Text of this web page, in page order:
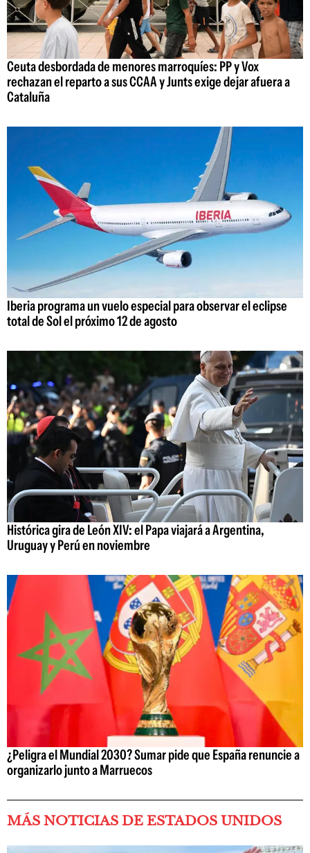
Ceuta desbordada de menores marroquíes: PP y Vox
rechazan el reparto a sus CCAA y Junts exige dejar afuera a
Cataluña
Iberia programa un vuelo especial para observar el eclipse
total de Sol el próximo 12 de agosto
Histórica gira de León XIV: el Papa viajará a Argentina,
Uruguay y Perú en noviembre
¿Peligra el Mundial 2030? Sumar pide que España renuncie a
organizarlo junto a Marruecos
MÁS NOTICIAS DE ESTADOS UNIDOS